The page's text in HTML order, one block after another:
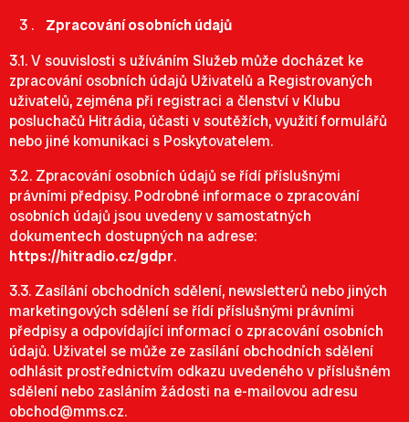
Zpracování osobních údajů
3.1. V souvislosti s užíváním Služeb může docházet ke
zpracování osobních údajů Uživatelů a Registrovaných
uživatelů, zejména při registraci a členství v Klubu
posluchačů Hitrádia, účasti v soutěžích, využití formulářů
nebo jiné komunikaci s Poskytovatelem.
3.2. Zpracování osobních údajů se řídí příslušnými
právními předpisy. Podrobné informace o zpracování
osobních údajů jsou uvedeny v samostatných
dokumentech dostupných na adrese:
https://hitradio.cz/gdpr.
3.3. Zasílání obchodních sdělení, newsletterů nebo jiných
marketingových sdělení se řídí příslušnými právními
předpisy a odpovídající informací o zpracování osobních
údajů. Uživatel se může ze zasílání obchodních sdělení
odhlásit prostřednictvím odkazu uvedeného v příslušném
sdělení nebo zasláním žádosti na e-mailovou adresu
obchod@mms.cz.